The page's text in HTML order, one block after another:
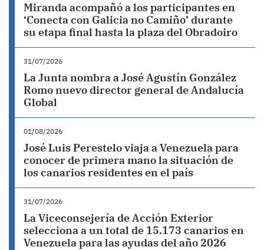
Miranda acompañó a los participantes en
‘Conecta con Galicia no Camiño’ durante
su etapa final hasta la plaza del Obradoiro
31/07/2026
La Junta nombra a José Agustín González
Romo nuevo director general de Andalucía
Global
01/08/2026
José Luis Perestelo viaja a Venezuela para
conocer de primera mano la situación de
los canarios residentes en el país
31/07/2026
La Viceconsejería de Acción Exterior
selecciona a un total de 15.173 canarios en
Venezuela para las ayudas del año 2026